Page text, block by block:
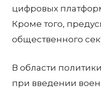
цифровых
Кроме того,
общественного
В области
при введении